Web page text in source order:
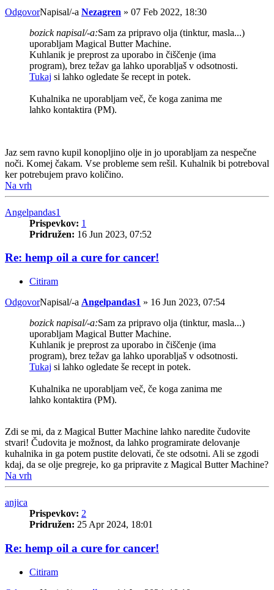
OdgovorNapisal/-a Nezagren » 07 Feb 2022, 18:30
bozick napisal/-a:Sam za pripravo olja (tinktur, masla...)
uporabljam Magical Butter Machine.
Kuhlanik je preprost za uporabo in čiščenje (ima
program), brez težav ga lahko uporabljaš v odsotnosti.
Tukaj si lahko ogledate še recept in potek.
Kuhalnika ne uporabljam več, če koga zanima me
lahko kontaktira (PM).
Jaz sem ravno kupil konopljino olje in jo uporabljam za nespečne
noči. Komej čakam. Vse probleme sem rešil. Kuhalnik bi potreboval
ker potrebujem pravo količino.
Na vrh
Angelpandas1
Prispevkov: 1
Pridružen: 16 Jun 2023, 07:52
Re: hemp oil a cure for cancer!
Citiram
OdgovorNapisal/-a Angelpandas1 » 16 Jun 2023, 07:54
bozick napisal/-a:Sam za pripravo olja (tinktur, masla...)
uporabljam Magical Butter Machine.
Kuhlanik je preprost za uporabo in čiščenje (ima
program), brez težav ga lahko uporabljaš v odsotnosti.
Tukaj si lahko ogledate še recept in potek.
Kuhalnika ne uporabljam več, če koga zanima me
lahko kontaktira (PM).
Zdi se mi, da z Magical Butter Machine lahko naredite čudovite
stvari! Čudovita je možnost, da lahko programirate delovanje
kuhalnika in ga potem pustite delovati, če ste odsotni. Ali se zgodi
kdaj, da se olje pregreje, ko ga pripravite z Magical Butter Machine?
Na vrh
anjica
Prispevkov: 2
Pridružen: 25 Apr 2024, 18:01
Re: hemp oil a cure for cancer!
Citiram